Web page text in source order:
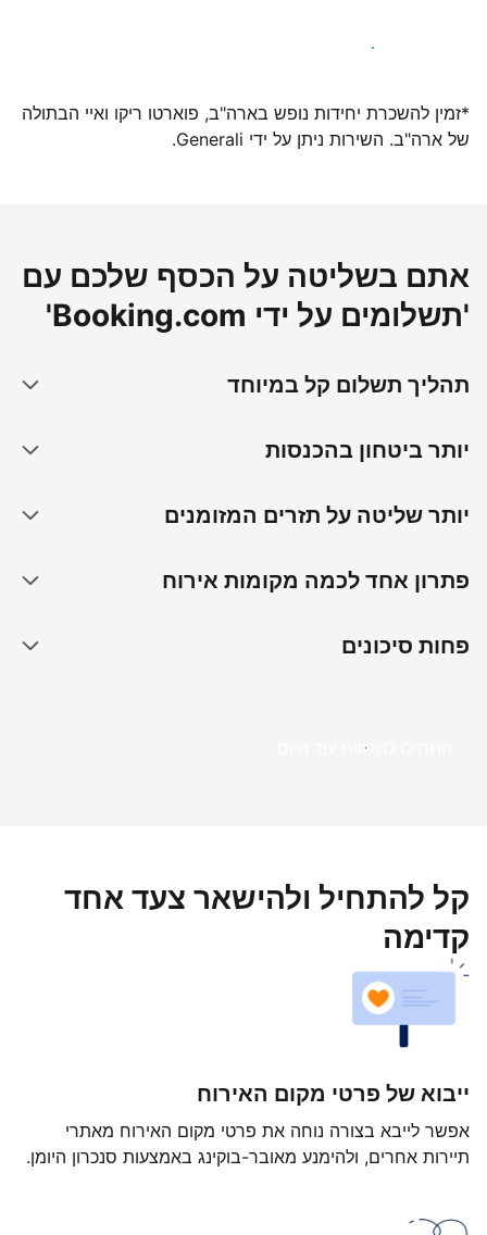
הצטרפו אלינו עוד היום
*זמין להשכרת יחידות נופש בארה"ב, פוארטו ריקו ואיי הבתולה
של ארה"ב. השירות ניתן על ידי Generali.
אתם בשליטה על הכסף שלכם עם
'תשלומים על ידי Booking.com'
תהליך תשלום קל במיוחד
יותר ביטחון בהכנסות
יותר שליטה על תזרים המזומנים
פתרון אחד לכמה מקומות אירוח
פחות סיכונים
התחילו להרוויח עוד היום
קל להתחיל ולהישאר צעד אחד
קדימה
ייבוא של פרטי מקום האירוח
אפשר לייבא בצורה נוחה את פרטי מקום האירוח מאתרי
תיירות אחרים, ולהימנע מאובר-בוקינג באמצעות סנכרון היומן.